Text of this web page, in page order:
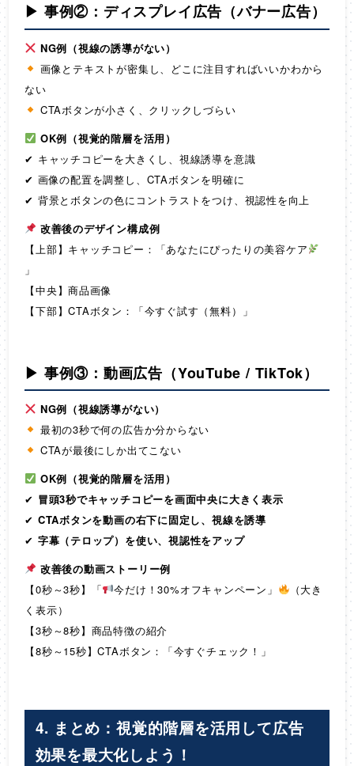
▶ 事例②：ディスプレイ広告（バナー広告）
NG例（視線の誘導がない）
画像とテキストが密集し、どこに注目すればいいかわから
ない
CTAボタンが小さく、クリックしづらい
OK例（視覚的階層を活用）
✔ キャッチコピーを大きくし、視線誘導を意識
✔ 画像の配置を調整し、CTAボタンを明確に
✔ 背景とボタンの色にコントラストをつけ、視認性を向上
改善後のデザイン構成例
【上部】キャッチコピー：「あなたにぴったりの美容ケア
」
【中央】商品画像
【下部】CTAボタン：「今すぐ試す（無料）」
▶ 事例③：動画広告（YouTube / TikTok）
NG例（視線誘導がない）
最初の3秒で何の広告か分からない
CTAが最後にしか出てこない
OK例（視覚的階層を活用）
✔ 冒頭3秒でキャッチコピーを画面中央に大きく表示
✔ CTAボタンを動画の右下に固定し、視線を誘導
✔ 字幕（テロップ）を使い、視認性をアップ
改善後の動画ストーリー例
【0秒～3秒】「
今だけ！30%オフキャンペーン」
（大き
く表示）
【3秒～8秒】商品特徴の紹介
【8秒～15秒】CTAボタン：「今すぐチェック！」
4. まとめ：視覚的階層を活用して広告
効果を最大化しよう！